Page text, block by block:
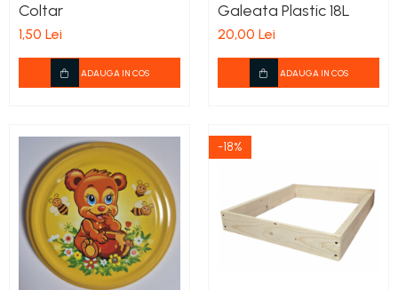
Coltar
1,50 Lei
ADAUGA IN COS
Galeata Plastic 18L
20,00 Lei
ADAUGA IN COS
-18%